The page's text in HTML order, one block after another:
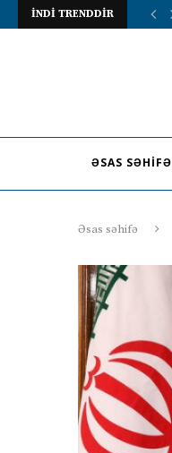
İNDİ TRENDDİR
ƏSAS SƏHIFƏ
Əsas səhifə